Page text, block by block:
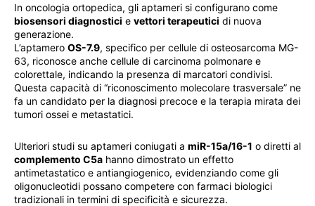
In oncologia ortopedica, gli aptameri si configurano come
biosensori diagnostici e vettori terapeutici di nuova
generazione.
L’aptamero OS-7.9, specifico per cellule di osteosarcoma MG-
63, riconosce anche cellule di carcinoma polmonare e
colorettale, indicando la presenza di marcatori condivisi.
Questa capacità di “riconoscimento molecolare trasversale” ne
fa un candidato per la diagnosi precoce e la terapia mirata dei
tumori ossei e metastatici.
Ulteriori studi su aptameri coniugati a miR-15a/16-1 o diretti al
complemento C5a hanno dimostrato un effetto
antimetastatico e antiangiogenico, evidenziando come gli
oligonucleotidi possano competere con farmaci biologici
tradizionali in termini di specificità e sicurezza.